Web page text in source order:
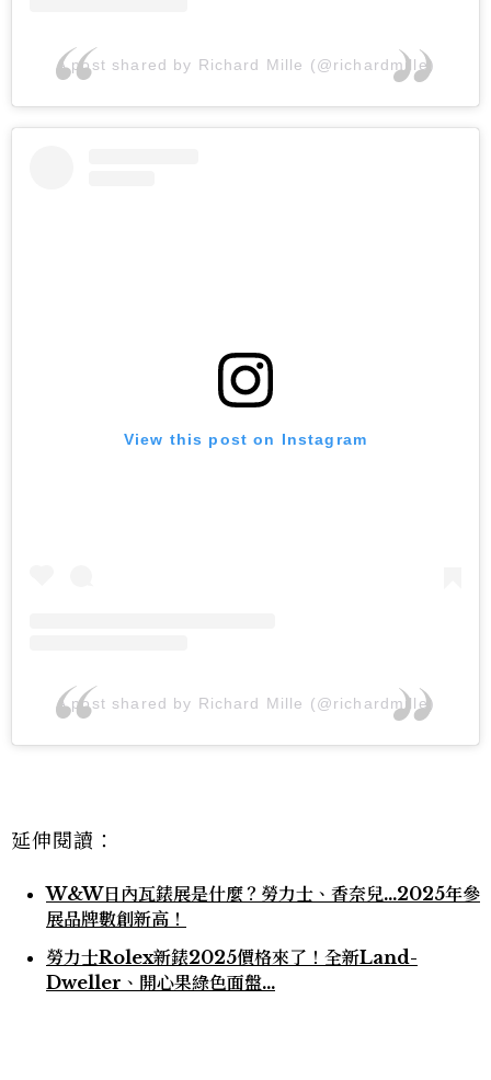
A post shared by Richard Mille (@richardmille)
View this post on Instagram
A post shared by Richard Mille (@richardmille)
延伸閱讀：
W&W日內瓦錶展是什麼？勞力士、香奈兒…2025年參
展品牌數創新高！
勞力士Rolex新錶2025價格來了！全新Land-
Dweller、開心果綠色面盤...